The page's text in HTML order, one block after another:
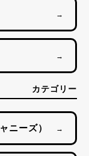
→
→
カテゴリー
ニーズ） →